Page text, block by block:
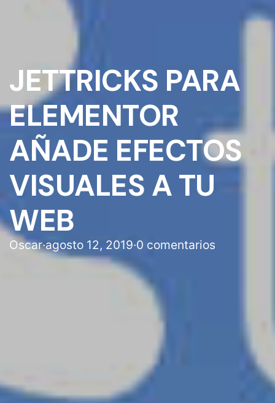
JETTRICKS PARA
ELEMENTOR
AÑADE EFECTOS
VISUALES A TU
WEB
Oscar·agosto 12, 2019·0 comentarios